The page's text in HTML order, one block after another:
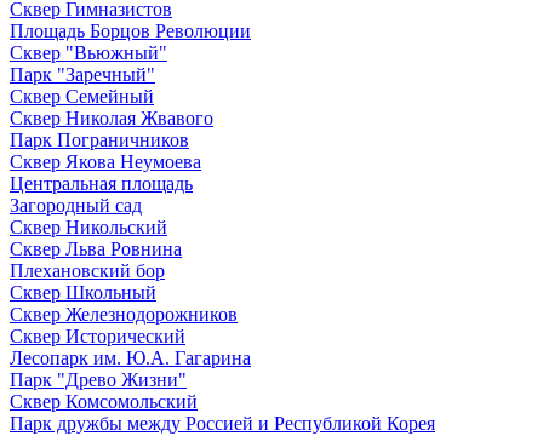
Сквер Гимназистов
Площадь Борцов Революции
Сквер "Вьюжный"
Парк "Заречный"
Сквер Семейный
Сквер Николая Жвавого
Парк Пограничников
Сквер Якова Неумоева
Центральная площадь
Загородный сад
Сквер Никольский
Сквер Льва Ровнина
Плехановский бор
Сквер Школьный
Сквер Железнодорожников
Сквер Исторический
Лесопарк им. Ю.А. Гагарина
Парк "Древо Жизни"
Сквер Комсомольский
Парк дружбы между Россией и Республикой Корея